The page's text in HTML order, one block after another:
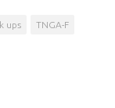
ups TNGA-F